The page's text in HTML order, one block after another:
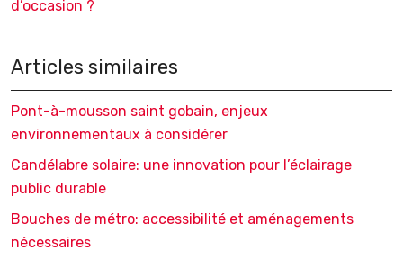
d’occasion ?
Articles similaires
Pont-à-mousson saint gobain, enjeux
environnementaux à considérer
Candélabre solaire: une innovation pour l’éclairage
public durable
Bouches de métro: accessibilité et aménagements
nécessaires